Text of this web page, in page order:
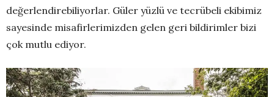
değerlendirebiliyorlar. Güler yüzlü ve tecrübeli ekibimiz
sayesinde misafirlerimizden gelen geri bildirimler bizi
çok mutlu ediyor.